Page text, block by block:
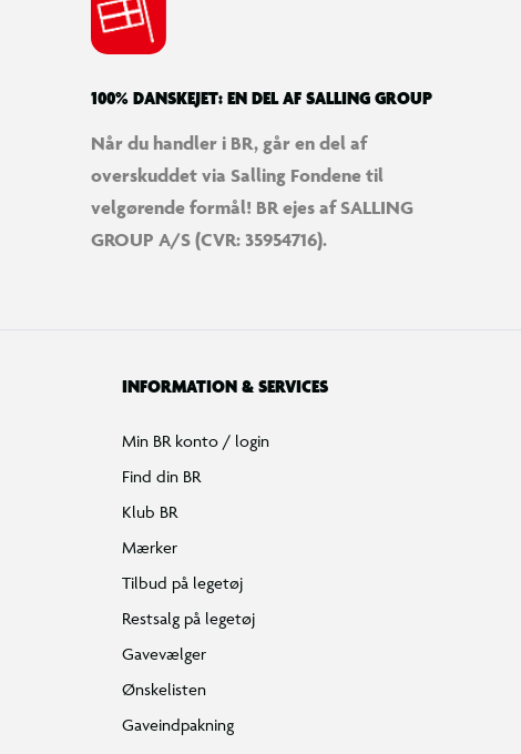
100% DANSKEJET: EN DEL AF SALLING GROUP
Når du handler i BR, går en del af
overskuddet via Salling Fondene til
velgørende formål! BR ejes af SALLING
GROUP A/S (CVR: 35954716).
INFORMATION & SERVICES
Min BR konto / login
Find din BR
Klub BR
Mærker
Tilbud på legetøj
Restsalg på legetøj
Gavevælger
Ønskelisten
Gaveindpakning